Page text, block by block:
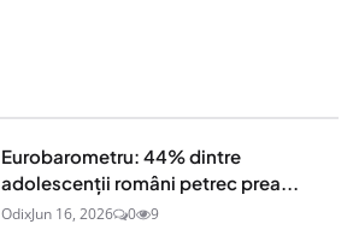
Eurobarometru: 44% dintre
adolescenţii români petrec prea...
OdixJun 16, 2026 0 9